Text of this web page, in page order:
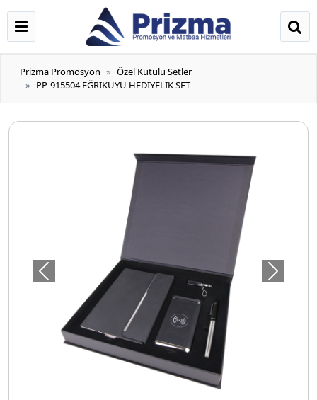
Prizma Promosyon
Özel Kutulu Setler
PP-915504 EĞRİKUYU HEDİYELİK SET
Önceki Sonraki